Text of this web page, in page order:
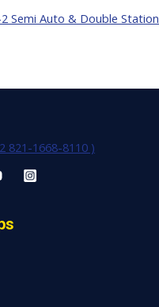
Semi Auto & Double Station
821-1668-8110 )